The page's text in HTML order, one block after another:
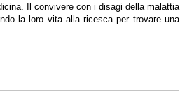
Il convivere con i disagi della malattia
la loro vita alla ricesca per trovare una